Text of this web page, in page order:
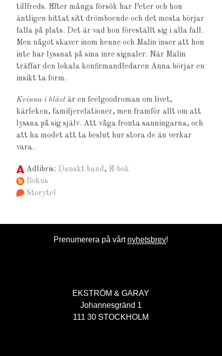
tillfreds. Efter många försök har Peter och hon
äntligen hittat sitt drömboende och det mesta börjar
falla på plats. Det är vad hon föreställt sig i alla fall.
Men något skaver inom henne och Malin inser att hon
inte har lyssnat på sina inre signaler. När Malin
träffar den lokala konfirmandledaren Anna börjar en
insikt ta form.
Kvinna i blåst är en feelgoodroman om livet,
kärleken, familjerelationer, men framför allt om att
lyssna på sig själv. Att våga fronta sanningarna, och
att ha modet att ta beslut hur stora de än verkar
vara.
Adlibris: Danskt band, E-bok
Bokus
Storytel
Prenumerera på vårt nyhetsbrev!
EKSTRÖM & GARAY
Johannesgränd 1
111 30 STOCKHOLM